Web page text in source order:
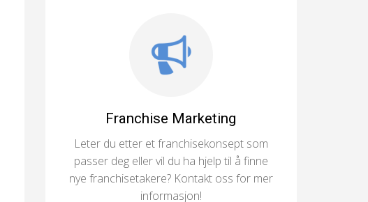
Franchise Marketing
Leter du etter et franchisekonsept som
passer deg eller vil du ha hjelp til å finne
nye franchisetakere? Kontakt oss for mer
informasjon!